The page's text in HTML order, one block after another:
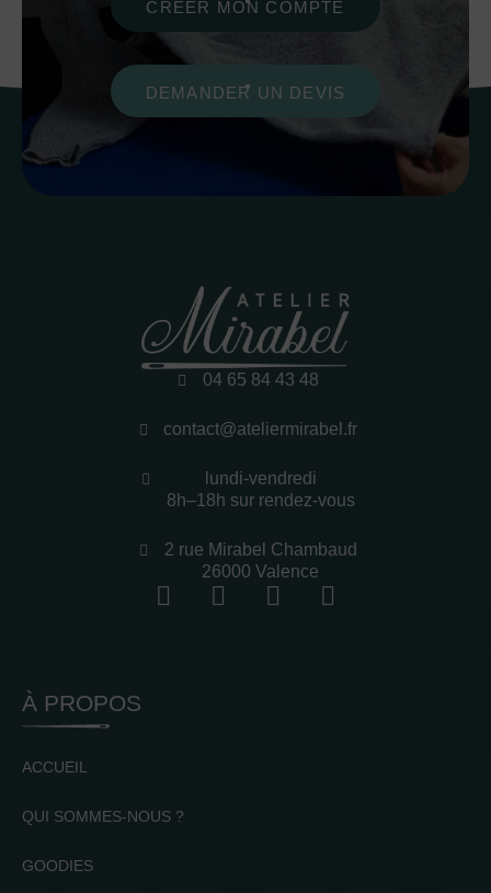
CRÉER MON COMPTE
DEMANDER UN DEVIS
04 65 84 43 48
contact@ateliermirabel.fr
lundi-vendredi
8h–18h sur rendez-vous
2 rue Mirabel Chambaud
26000 Valence
À PROPOS
ACCUEIL
QUI SOMMES-NOUS ?
GOODIES